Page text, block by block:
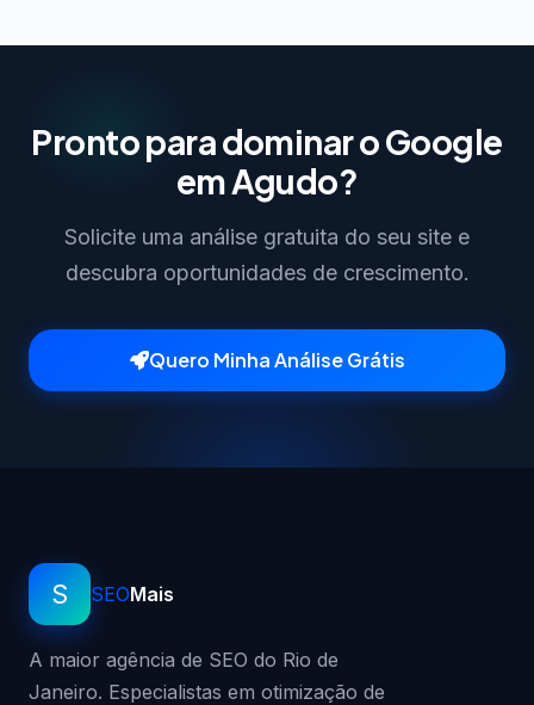
Pronto para dominar o Google
em Agudo?
Solicite uma análise gratuita do seu site e
descubra oportunidades de crescimento.
Quero Minha Análise Grátis
S SEOMais
A maior agência de SEO do Rio de
Janeiro. Especialistas em otimização de